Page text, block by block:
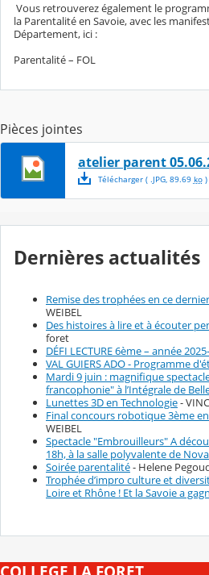
Vous retrouverez également le
la Parentalité en Savoie, avec les
Département, ici :
Parentalité – FOL
Pièces jointes
atelier parent
Télécharger( .JPG, 89.69 ko)
Dernières actualités
Remise des trophées en ce
WEIBEL
Des histoires à lire et à écouter
foret
DÉFI LECTURE 6ème – année
VAL GUIERS ADO - Programme
Mardi 9 juin : magnifique
francophonie" à l’Intégrale de
Lunettes 3D en Technologie-
Final concours robotique 3ème
WEIBEL
Spectacle "Embrouilleurs" A
18h, à la salle polyvalente de
Soirée parentalité- Helene
Trophée d’impro culture et
Loire et Rhône ! Et la Savoie a